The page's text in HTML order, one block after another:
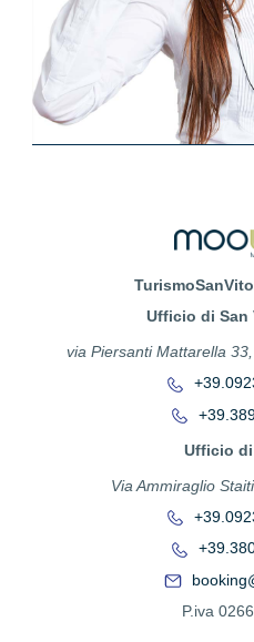
Ufficio di San
via Piersanti Mattarella
Ufficio di
Via Ammiraglio
P.iva